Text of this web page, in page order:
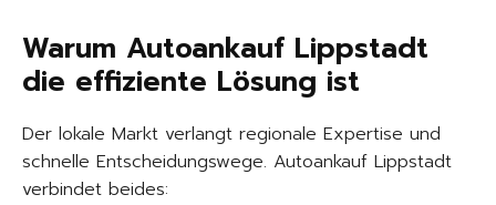
Warum Autoankauf Lippstadt
die effiziente Lösung ist
Der lokale Markt verlangt regionale Expertise und
schnelle Entscheidungswege. Autoankauf Lippstadt
verbindet beides: